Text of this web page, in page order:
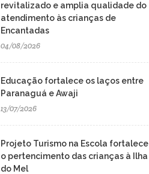
revitalizado e amplia qualidade do
atendimento às crianças de
Encantadas
04/08/2026
Educação fortalece os laços entre
Paranaguá e Awaji
13/07/2026
Projeto Turismo na Escola fortalece
o pertencimento das crianças à Ilha
do Mel